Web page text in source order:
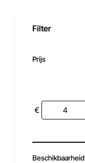
Filter
Prijs
€
Beschikbaarheid